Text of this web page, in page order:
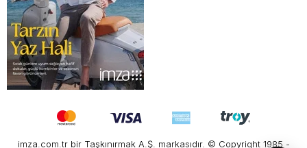
imza.com.tr bir Taşkınırmak A.Ş. markasıdır. © Copyright 1985 -